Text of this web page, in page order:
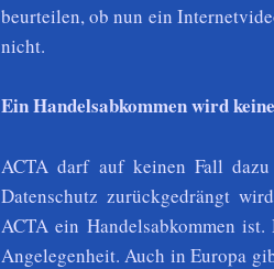
beurteilen, ob nun ein
nicht.
Ein Handelsabkommen wird
ACTA darf auf keinen Fall
Datenschutz zurückgedrängt
ACTA ein Handelsabkommen
Angelegenheit. Auch in Europa